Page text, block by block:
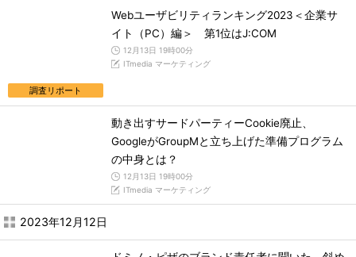
調査リポート
Webユーザビリティランキング2023＜企業サ
イト（PC）編＞ 第1位はJ:COM
12月13日 19時00分
ITmedia マーケティング
動き出すサードパーティーCookie廃止、
GoogleがGroupMと立ち上げた準備プログラム
の中身とは？
12月13日 19時00分
ITmedia マーケティング
2023年12月12日